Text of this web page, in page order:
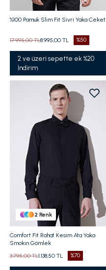
%100 Pamuk Slim Fit Sivri Yaka Ceket
17.995,00 TL8.995,00 TL %50
2 ve üzeri sepette ek %20
İndirim
2 Renk
Comfort Fit Rahat Kesim Ata Yaka
Smokin Gömlek
3.795,00 TL1.138,50 TL %70